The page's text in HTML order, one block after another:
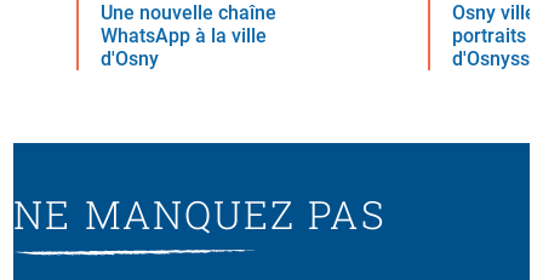
Une nouvelle chaîne
WhatsApp à la ville
d'Osny
Osny ville
portraits
NE MANQUEZ PAS